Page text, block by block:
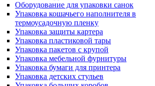
Оборудование для упаковки санок
Упаковка кошачьего наполнителя в
термоусадочную пленку
Упаковка защиты картера
Упаковка пластиковой тары
Упаковка пакетов с крупой
Упаковка мебельной фурнитуры
Упаковка бумаги для принтера
Упаковка детских стульев